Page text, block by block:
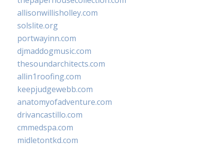
allisonwillisholley.com
solslite.org
portwayinn.com
djmaddogmusic.com
thesoundarchitects.com
allin1roofing.com
keepjudgewebb.com
anatomyofadventure.com
drivancastillo.com
cmmedspa.com
midletontkd.com